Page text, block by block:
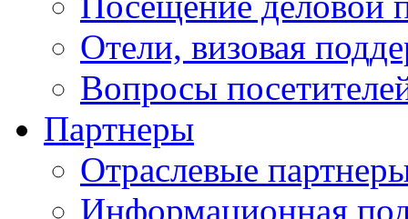
Отели, визовая
Вопросы
Партнеры
Отраслевые
Информационная